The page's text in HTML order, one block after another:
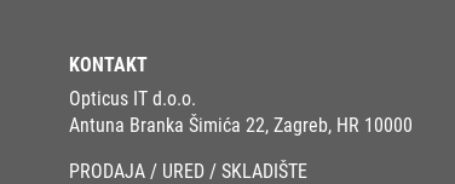
KONTAKT
Opticus IT d.o.o.
Antuna Branka Šimića 22, Zagreb, HR 10000
PRODAJA / URED / SKLADIŠTE